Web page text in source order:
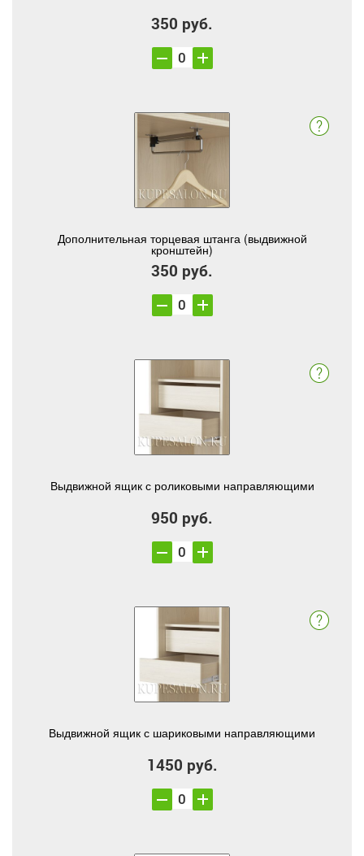
350 руб.
Дополнительная торцевая штанга (выдвижной
кронштейн)
350 руб.
Выдвижной ящик с роликовыми направляющими
950 руб.
Выдвижной ящик с шариковыми направляющими
1450 руб.